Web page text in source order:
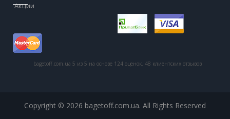
Акции
bagetoff.com.ua 5 из 5 на основе 124 оценок. 48 клиентских отзывов
Copyright © 2026 bagetoff.com.ua. All Rights Reserved